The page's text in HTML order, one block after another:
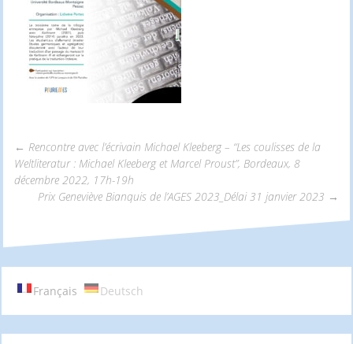
Navigation
des
articles
← Rencontre avec l’écrivain Michael Kleeberg – “Les coulisses de la
Weltliteratur : Michael Kleeberg et Marcel Proust”, Bordeaux, 8
décembre 2022, 17h-19h
Prix Geneviève Bianquis de l’AGES 2023_Délai 31 janvier 2023 →
Français Deutsch